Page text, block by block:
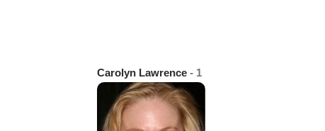
Carolyn Lawrence - 1